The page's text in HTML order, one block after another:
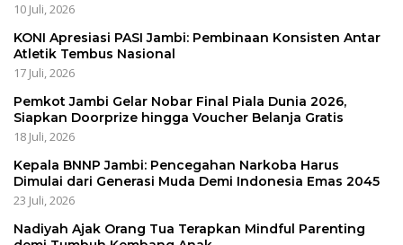
10 Juli, 2026
KONI Apresiasi PASI Jambi: Pembinaan Konsisten Antar
Atletik Tembus Nasional
17 Juli, 2026
Pemkot Jambi Gelar Nobar Final Piala Dunia 2026,
Siapkan Doorprize hingga Voucher Belanja Gratis
18 Juli, 2026
Kepala BNNP Jambi: Pencegahan Narkoba Harus
Dimulai dari Generasi Muda Demi Indonesia Emas 2045
23 Juli, 2026
Nadiyah Ajak Orang Tua Terapkan Mindful Parenting